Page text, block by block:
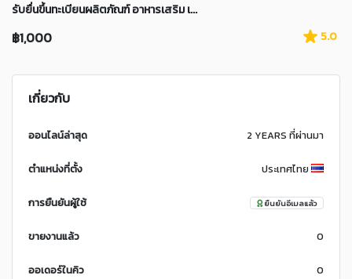
รับยื่นขึ้นทะเบียนผลิตภัณฑ์ อาหารเสริม เ...
฿1,000 5.0
เกี่ยวกับ
ออนไลน์ล่าสุด 2 YEARS ที่ผ่านมา
ตำแหน่งที่ตั้ง ประเทศไทย
การยืนยันผู้ใช้ ยืนยันอีเมลแล้ว
ขายงานแล้ว 0
ออเดอร์ในคิว 0